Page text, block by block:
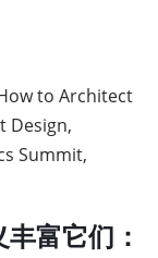
to Architect
Design,
Summit,
富它们：